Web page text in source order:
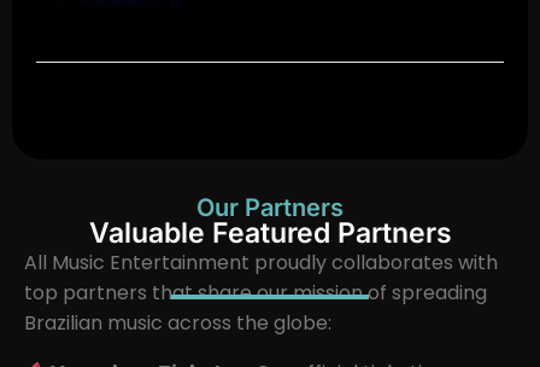
Our Partners
Valuable Featured Partners
All Music Entertainment proudly collaborates with
top partners that share our mission of spreading
Brazilian music across the globe: